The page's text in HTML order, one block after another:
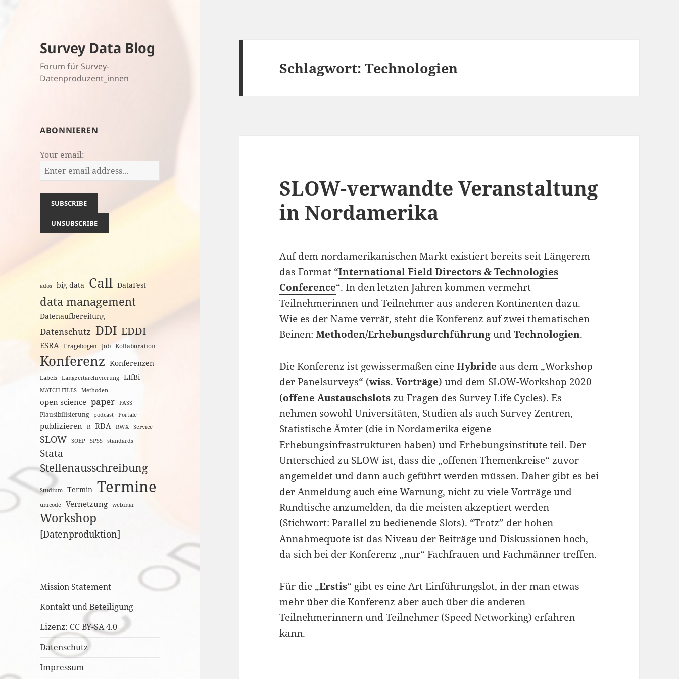
Survey Data Blog
Forum für Survey-
Datenproduzent_innen
ABONNIEREN
Your email:
ados big data Call DataFest
data management
Datenaufbereitung
Datenschutz DDI EDDI
ESRA Fragebogen Job Kollaboration
Konferenz Konferenzen
Labels Langzeitarchivierung LIfBi
MATCH FILES Methoden
open science paper PASS
Plausibilisierung podcast Portale
publizieren R RDA RWX Service
SLOW SOEP SPSS standards
Stata
Stellenausschreibung
Studium Termin Termine
unicode Vernetzung webinar
Workshop
[Datenproduktion]
Mission Statement
Kontakt und Beteiligung
Lizenz: CC BY-SA 4.0
Datenschutz
Impressum
Schlagwort:Technologien
SLOW-verwandte Veranstaltung
in Nordamerika
Auf dem nordamerikanischen Markt existiert bereits seit Längerem
das Format “International Field Directors & Technologies
Conference“. In den letzten Jahren kommen vermehrt
Teilnehmerinnen und Teilnehmer aus anderen Kontinenten dazu.
Wie es der Name verrät, steht die Konferenz auf zwei thematischen
Beinen:Methoden/ErhebungsdurchführungundTechnologien.
Die Konferenz ist gewissermaßen eineHybride aus dem „Workshop
der Panelsurveys“ (wiss. Vorträge) und dem SLOW-Workshop 2020
(offene Austauschslotszu Fragen des Survey Life Cycles). Es
nehmen sowohl Universitäten, Studien als auch Survey Zentren,
Statistische Ämter (die in Nordamerika eigene
Erhebungsinfrastrukturen haben) und Erhebungsinstitute teil. Der
Unterschied zu SLOW ist, dass die „offenen Themenkreise“ zuvor
angemeldet und dann auch geführt werden müssen. Daher gibt es bei
der Anmeldung auch eine Warnung, nicht zu viele Vorträge und
Rundtische anzumelden, da die meisten akzeptiert werden
(Stichwort: Parallel zu bedienende Slots). “Trotz” der hohen
Annahmequote ist das Niveau der Beiträge und Diskussionen hoch,
da sich bei der Konferenz „nur“ Fachfrauen und Fachmänner treffen.
Für die „Erstis“ gibt es eine Art Einführungslot, in der man etwas
mehr über die Konferenz aber auch über die anderen
Teilnehmerinnern und Teilnehmer (Speed Networking) erfahren
kann.